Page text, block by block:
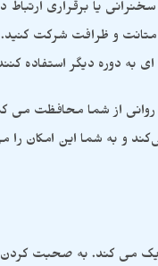
یا برقراری ارتباط
متانت و ظرافت شرکت
به دوره دیگر استفاده
روانی از شما محافظت
و به شما این امکان
می کند. به صحبت